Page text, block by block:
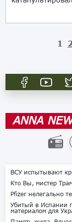
1 2
ANNA
ВСУ испытывают
Кто Вы, мистер
Pfizer нелегально
Убитый в Испании
материалом для